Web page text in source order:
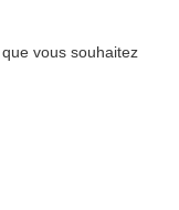
vous souhaitez